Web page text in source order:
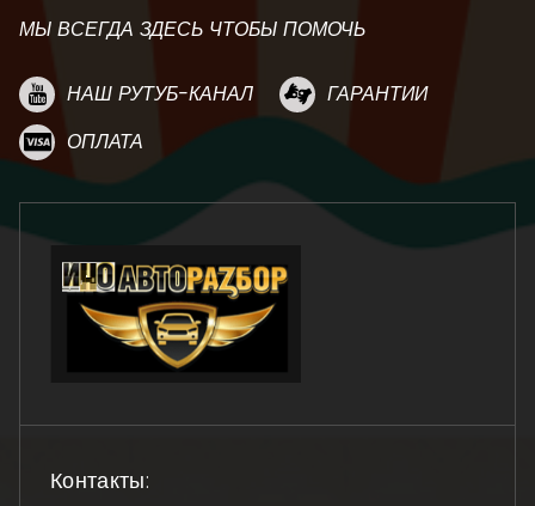
МЫ ВСЕГДА ЗДЕСЬ ЧТОБЫ ПОМОЧЬ
НАШ РУТУБ-КАНАЛ
ГАРАНТИИ
ОПЛАТА
Контакты: